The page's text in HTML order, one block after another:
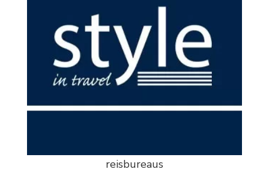
reisbureaus